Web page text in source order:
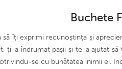
Buchete
îți exprimi recunoștința și
a îndrumat pașii și te-a ajutat
se cu bunătatea inimii ei.